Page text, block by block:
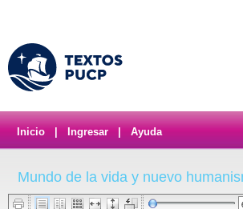
Inicio Ingresar Ayuda
Mundo de la vida y nuevo